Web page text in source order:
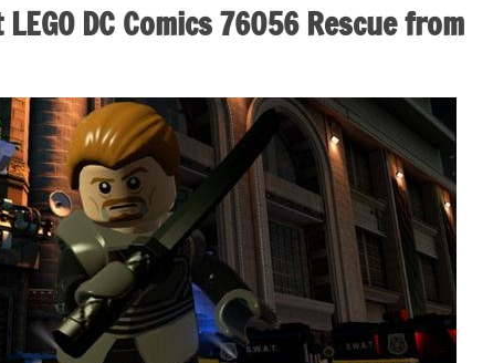
DC Comics 76056 Rescue from